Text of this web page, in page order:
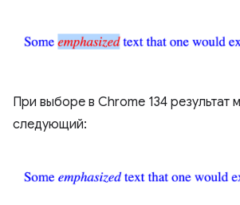
При выборе в Chrome 134 результат
следующий: